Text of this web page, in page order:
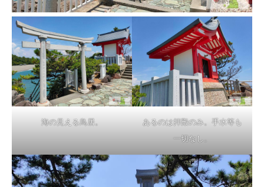
海の見える鳥居。
あるのは拝殿のみ。手水等も
一切なし。